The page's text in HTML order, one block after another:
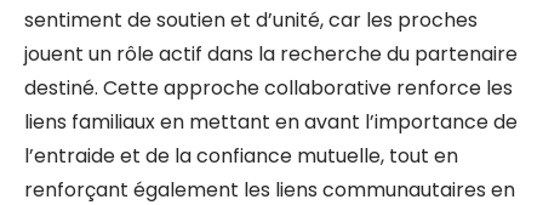
sentiment de soutien et d’unité, car les proches
jouent un rôle actif dans la recherche du partenaire
destiné. Cette approche collaborative renforce les
liens familiaux en mettant en avant l’importance de
l’entraide et de la confiance mutuelle, tout en
renforçant également les liens communautaires en